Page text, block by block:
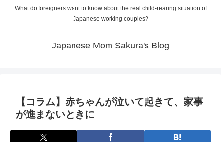
What do foreigners want to know about the real child-rearing situation of
Japanese working couples?
Japanese Mom Sakura's Blog
【コラム】赤ちゃんが泣いて起きて、家事
が進まないときに